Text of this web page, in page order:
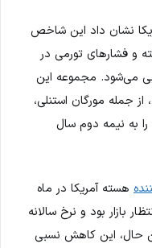
نشان داد این شاخص
و فشارهای تورمی در
می‌شود. مجموعه این
جمله مورگان استنلی،
به نیمه دوم سال
هسته آمریکا در ماه
انتظار بازار بود و نرخ سالانه
با این حال، این کاهش نسبی